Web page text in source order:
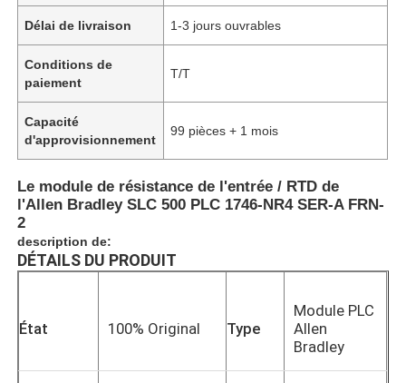
Délai de livraison 1-3 jours ouvrables
Conditions de
paiement
T/T
Capacité
d'approvisionnement
99 pièces + 1 mois
Le module de résistance de l'entrée / RTD de
l'Allen Bradley SLC 500 PLC 1746-NR4 SER-A FRN-
2
description de:
DÉTAILS DU PRODUIT
État 100% Original Type
Module PLC
Allen
Bradley